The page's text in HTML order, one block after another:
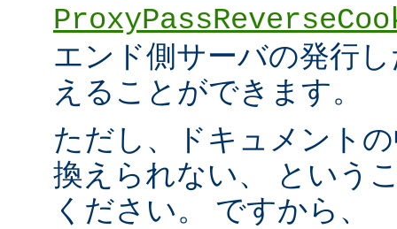
エンド側サーバの発行
えることができます。
ただし、ドキュメント
換えられない、 という
ください。 ですから、